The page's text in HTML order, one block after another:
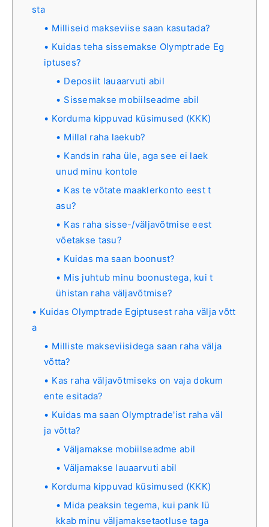
sta
Milliseid makseviise saan kasutada?
Kuidas teha sissemakse Olymptrade Eg
iptuses?
Deposiit lauaarvuti abil
Sissemakse mobiilseadme abil
Korduma kippuvad küsimused (KKK)
Millal raha laekub?
Kandsin raha üle, aga see ei laek
unud minu kontole
Kas te võtate maaklerkonto eest t
asu?
Kas raha sisse-/väljavõtmise eest
võetakse tasu?
Kuidas ma saan boonust?
Mis juhtub minu boonustega, kui t
ühistan raha väljavõtmise?
Kuidas Olymptrade Egiptusest raha välja võtt
a
Milliste makseviisidega saan raha välja
võtta?
Kas raha väljavõtmiseks on vaja dokum
ente esitada?
Kuidas ma saan Olymptrade'ist raha väl
ja võtta?
Väljamakse mobiilseadme abil
Väljamakse lauaarvuti abil
Korduma kippuvad küsimused (KKK)
Mida peaksin tegema, kui pank lü
kkab minu väljamaksetaotluse taga